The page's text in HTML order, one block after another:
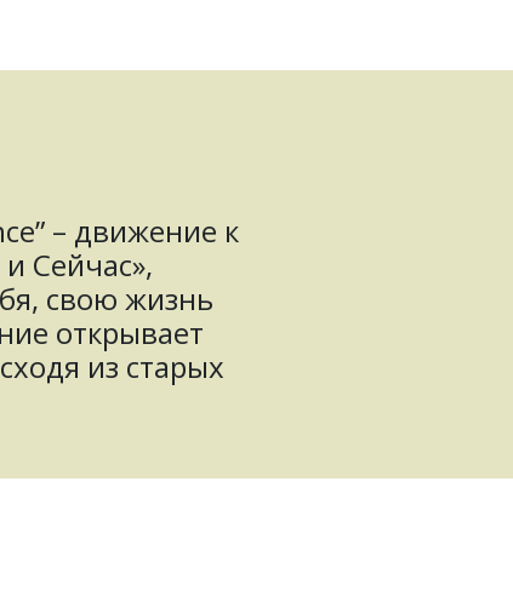
– движение к
Сейчас»,
свою жизнь
открывает
из старых